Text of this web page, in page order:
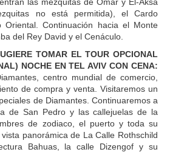
no está permitida), el Cardo
Oriental. Continuación hacia el Monte
del Rey David y el Cenáculo.
TOMAR EL TOUR OPCIONAL
NOCHE EN TEL AVIV CON CENA:
centro mundial de comercio,
de compra y venta. Visitaremos un
de Diamantes. Continuaremos a
de San Pedro y las callejuelas de la
de zodiaco, el puerto y toda su
panorámica de La Calle Rothschild
Bahuas, la calle Dizengof y su